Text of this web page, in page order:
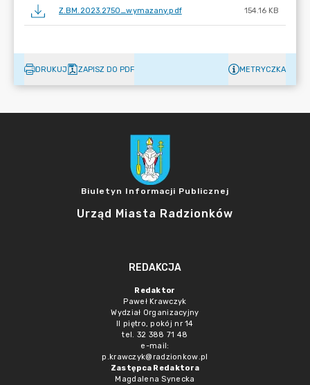
Z.BM.2023.2750_wymazany.pdf 154.16 KB
DRUKUJ ZAPISZ DO PDF METRYCZKA
Biuletyn Informacji Publicznej
Urząd Miasta Radzionków
REDAKCJA
Redaktor
Paweł Krawczyk
Wydział Organizacyjny
II piętro, pokój nr 14
tel. 32 388 71 48
e-mail:
p.krawczyk@radzionkow.pl
Zastępca Redaktora
Magdalena Synecka